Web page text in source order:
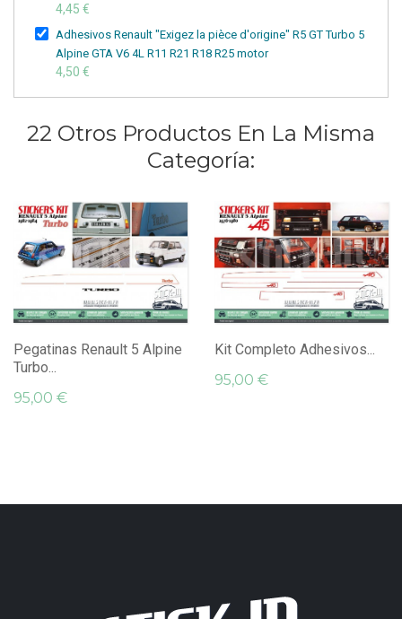
4,45 €
Adhesivos Renault "Exigez la pièce d'origine" R5 GT Turbo 5
Alpine GTA V6 4L R11 R21 R18 R25 motor
4,50 €
22 Otros Productos En La Misma
Categoría:
Pegatinas Renault 5 Alpine
Turbo...
95,00 €
Kit Completo Adhesivos...
95,00 €